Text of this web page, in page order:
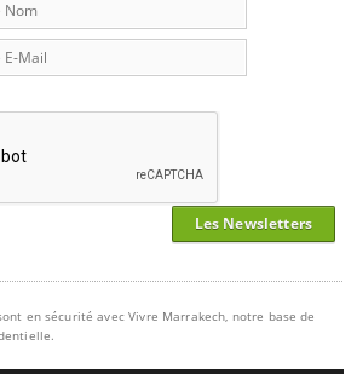
Les Newsletters
en sécurité avec Vivre Marrakech, notre base de